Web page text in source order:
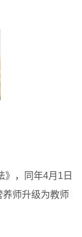
》，同年4月1日
师升级为教师